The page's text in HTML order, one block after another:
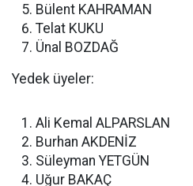
Bülent KAHRAMAN
Telat KUKU
Ünal BOZDAĞ
Yedek üyeler:
Ali Kemal ALPARSLAN
Burhan AKDENİZ
Süleyman YETGÜN
Uğur BAKAÇ